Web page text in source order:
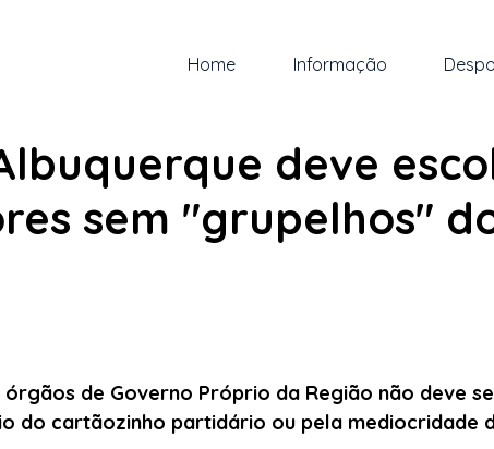
Home Informação
deve
sem "grupelhos"
estrelas.
de Governo Próprio da Região não deve
do cartãozinho partidário ou pela mediocridade